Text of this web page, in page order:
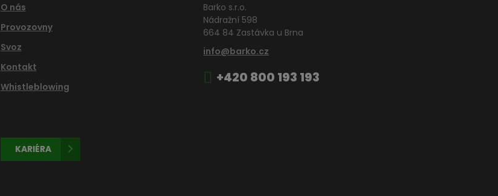
O nás
Provozovny
Svoz
Kontakt
Whistleblowing
KARIÉRA
Barko s.r.o.
Nádražní 598
664 84 Zastávka u Brna
info@barko.cz
+420 800 193 193